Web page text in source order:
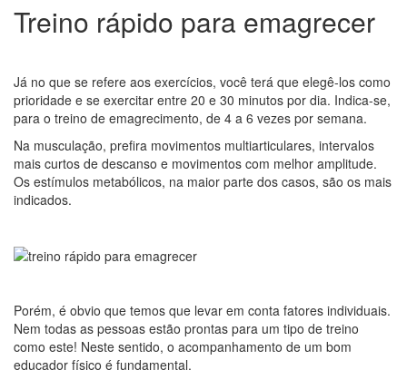
Treino rápido para emagrecer
Já no que se refere aos exercícios, você terá que elegê-los como
prioridade e se exercitar entre 20 e 30 minutos por dia. Indica-se,
para o treino de emagrecimento, de 4 a 6 vezes por semana.
Na musculação, prefira movimentos multiarticulares, intervalos
mais curtos de descanso e movimentos com melhor amplitude.
Os estímulos metabólicos, na maior parte dos casos, são os mais
indicados.
Porém, é obvio que temos que levar em conta fatores individuais.
Nem todas as pessoas estão prontas para um tipo de treino
como este! Neste sentido, o acompanhamento de um bom
educador físico é fundamental.